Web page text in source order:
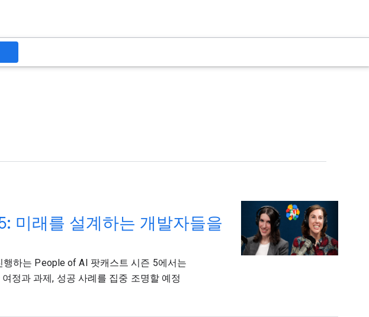
미래를 설계하는 개발자들을
하는 People of AI 팟캐스트 시즌 5에서는
정과 과제, 성공 사례를 집중 조명할 예정